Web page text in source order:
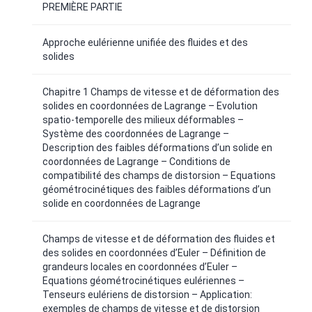
PREMIÈRE PARTIE
Approche eulérienne unifiée des fluides et des
solides
Chapitre 1 Champs de vitesse et de déformation des
solides en coordonnées de Lagrange – Evolution
spatio-temporelle des milieux déformables –
Système des coordonnées de Lagrange –
Description des faibles déformations d’un solide en
coordonnées de Lagrange – Conditions de
compatibilité des champs de distorsion – Equations
géométrocinétiques des faibles déformations d’un
solide en coordonnées de Lagrange
Champs de vitesse et de déformation des fluides et
des solides en coordonnées d’Euler – Définition de
grandeurs locales en coordonnées d’Euler –
Equations géométrocinétiques eulériennes –
Tenseurs eulériens de distorsion – Application:
exemples de champs de vitesse et de distorsion